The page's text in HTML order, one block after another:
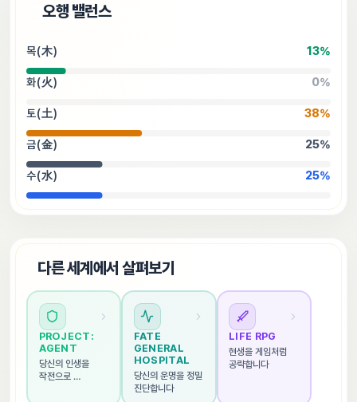
오행 밸런스
목(木) 13%
화(火) 0%
토(土) 38%
금(金) 25%
수(水) 25%
다른 세계에서 살펴보기
PROJECT:
AGENT
당신의 인생을
작전으로
FATE
GENERAL
HOSPITAL
당신의 운명을 정밀
진단합니다
LIFE RPG
현생을 게임처럼
공략합니다